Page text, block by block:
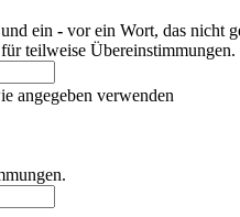
ein - vor ein Wort, das nicht
teilweise Übereinstimmungen.
angegeben verwenden